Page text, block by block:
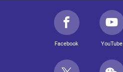
Facebook YouTube